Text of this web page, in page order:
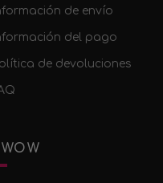
de envío
del pago
de devoluciones